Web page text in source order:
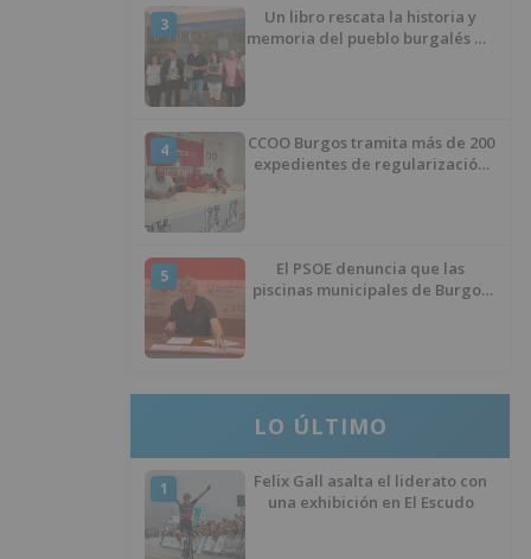
3
Un libro rescata la historia y
memoria del pueblo burgalés de
4
CCOO Burgos tramita más de 200
expedientes de regularización
5
El PSOE denuncia que las
piscinas municipales de Burgos
LO ÚLTIMO
1
Felix Gall asalta el liderato con
una exhibición en El Escudo